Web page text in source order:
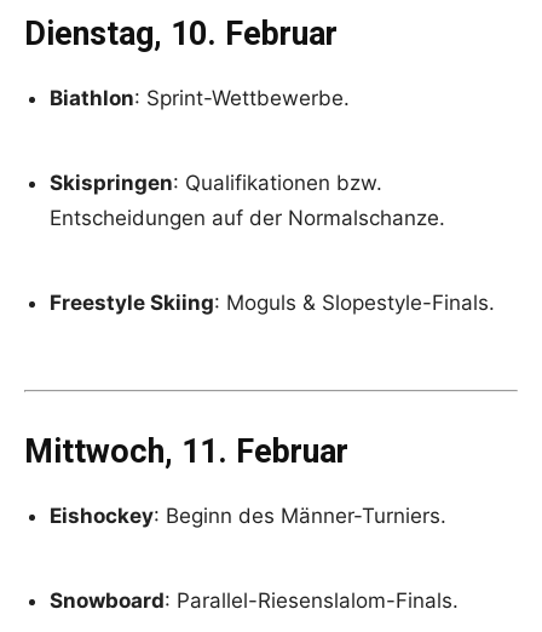
Dienstag, 10. Februar
Biathlon: Sprint-Wettbewerbe.
Skispringen: Qualifikationen bzw.
Entscheidungen auf der Normalschanze.
Freestyle Skiing: Moguls & Slopestyle-Finals.
Mittwoch, 11. Februar
Eishockey: Beginn des Männer-Turniers.
Snowboard: Parallel-Riesenslalom-Finals.